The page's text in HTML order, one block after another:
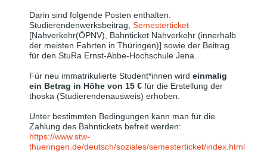
Darin sind folgende Posten enthalten:
Studierendenwerksbeitrag, Semesterticket
[Nahverkehr(ÖPNV), Bahnticket Nahverkehr (innerhalb
der meisten Fahrten in Thüringen)] sowie der Beitrag
für den StuRa Ernst-Abbe-Hochschule Jena.
Für neu immatrikulierte Student*innen wird einmalig
ein Betrag in Höhe von 15 € für die Erstellung der
thoska (Studierendenausweis) erhoben.
Unter bestimmten Bedingungen kann man für die
Zahlung des Bahntickets befreit werden:
https://www.stw-
thueringen.de/deutsch/soziales/semesterticket/index.html